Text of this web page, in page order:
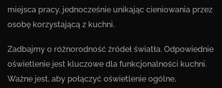
miejsca pracy, jednocześnie unikając cieniowania przez
osobę korzystającą z kuchni.
Zadbajmy o różnorodność źródeł światła. Odpowiednie
oświetlenie jest kluczowe dla funkcjonalności kuchni.
Ważne jest, aby połączyć oświetlenie ogólne,